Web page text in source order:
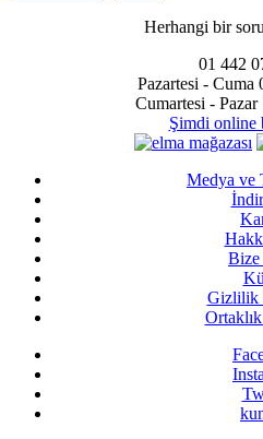
Herhangi bir
01 442
Pazartesi - Cuma
Cumartesi - Pazar
Şimdi online
Medya ve
Bize
Gizlilik